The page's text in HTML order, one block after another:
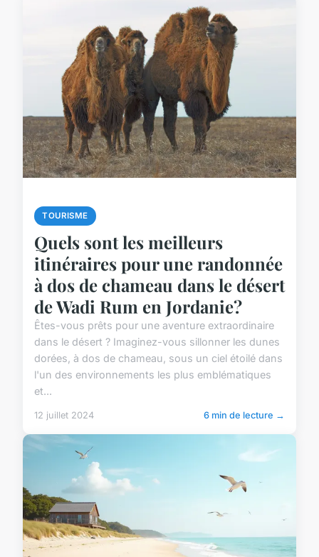
TOURISME
Quels sont les meilleurs
itinéraires pour une randonnée
à dos de chameau dans le désert
de Wadi Rum en Jordanie?
Êtes-vous prêts pour une aventure extraordinaire
dans le désert ? Imaginez-vous sillonner les dunes
dorées, à dos de chameau, sous un ciel étoilé dans
l'un des environnements les plus emblématiques
et...
12 juillet 2024 6 min de lecture →